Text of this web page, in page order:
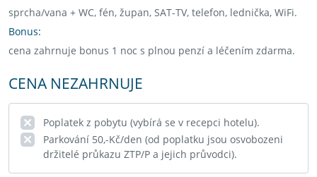
sprcha/vana + WC, fén, župan, SAT-TV, telefon, lednička, WiFi.
Bonus:
cena zahrnuje bonus 1 noc s plnou penzí a léčením zdarma.
CENA NEZAHRNUJE
Poplatek z pobytu (vybírá se v recepci hotelu).
Parkování 50,-Kč/den (od poplatku jsou osvobozeni
držitelé průkazu ZTP/P a jejich průvodci).